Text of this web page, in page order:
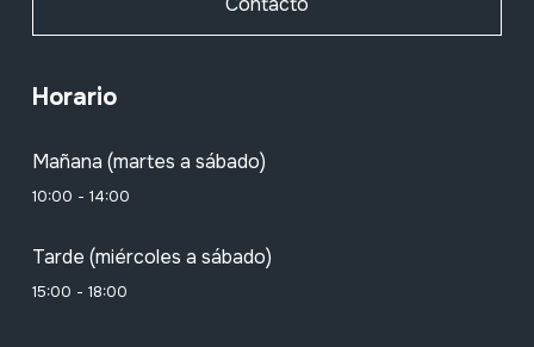
Horario
Mañana (martes a sábado)
10:00 - 14:00
Tarde (miércoles a sábado)
15:00 - 18:00